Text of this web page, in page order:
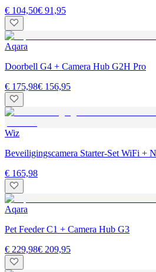
€ 104,50€ 91,95
Aqara
Doorbell G4 + Camera Hub G2H Pro
€ 175,98€ 156,95
Wiz
Beveiligingscamera Starter-Set WiFi +
€ 165,98
Aqara
Pet Feeder C1 + Camera Hub G3
€ 229,98€ 209,95